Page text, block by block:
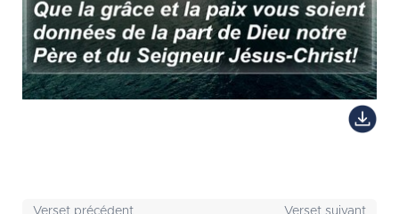
Verset précédent Verset suivant